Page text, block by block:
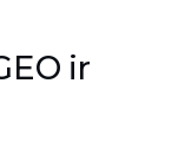
ir